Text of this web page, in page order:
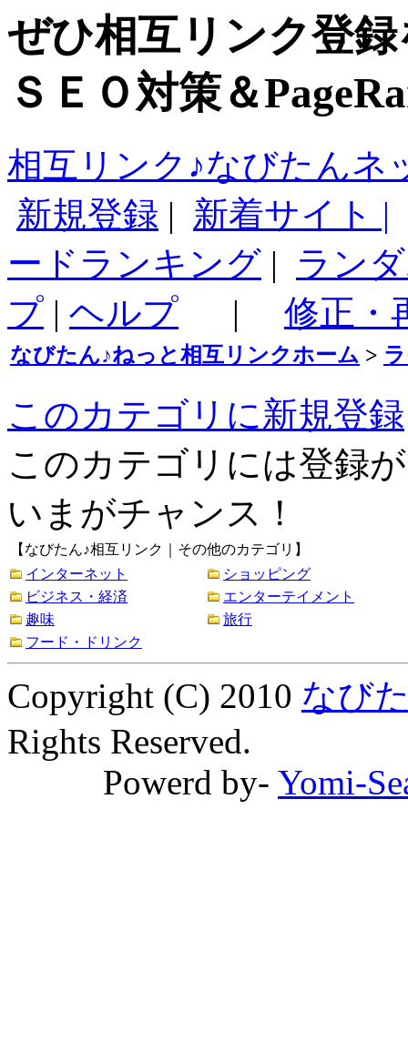
ぜひ相互リンク登
ＳＥＯ対策＆
相互リンク♪なびたんネ
新規登録 | 新着サイト |
ードランキング | ラン
プ | ヘルプ | 修正・
なびたん♪ねっと相互リンクホーム >
このカテゴリに新規登録
このカテゴリには登録
いまがチャンス！
【なびたん♪相互リンク｜その他のカテゴリ】
インターネット
ショッピング
ビジネス・経済
エンターテイメント
趣味
旅行
フード・ドリンク
Copyright (C) 2010 なび
Rights Reserved.
Powerd by- Yomi-